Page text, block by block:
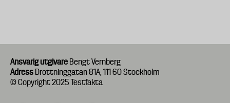
Ansvarig utgivare Bengt Vernberg
Adress Drottninggatan 81A, 111 60 Stockholm
© Copyright 2025 Testfakta